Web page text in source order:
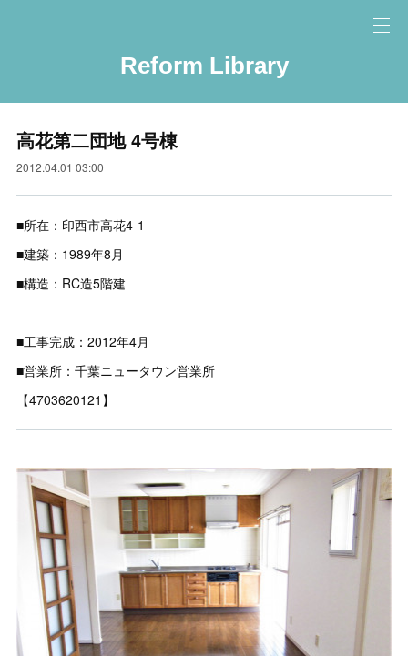
Reform Library
高花第二団地 4号棟
2012.04.01 03:00
■所在：印西市高花4-1
■建築：1989年8月
■構造：RC造5階建
■工事完成：2012年4月
■営業所：千葉ニュータウン営業所
【4703620121】